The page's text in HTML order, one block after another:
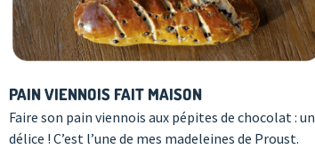
PAIN VIENNOIS FAIT MAISON
Faire son pain viennois aux pépites de chocolat : un
délice ! C’est l’une de mes madeleines de Proust.